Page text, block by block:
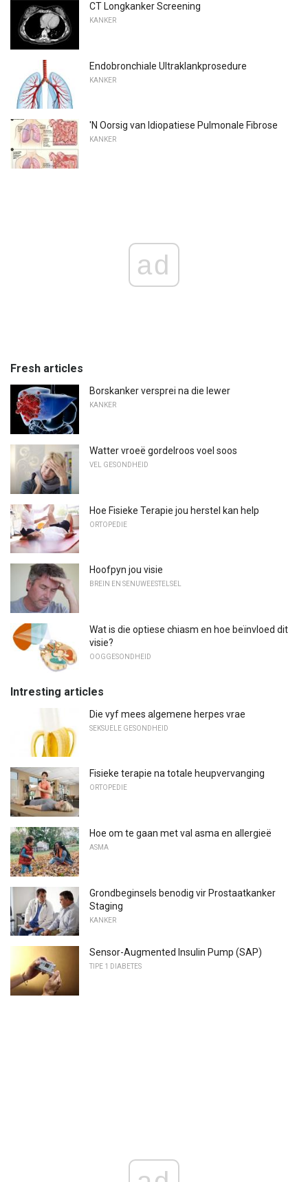
CT Longkanker Screening
KANKER
Endobronchiale Ultraklankprosedure
KANKER
'N Oorsig van Idiopatiese Pulmonale Fibrose
KANKER
ad
Fresh articles
Borskanker versprei na die lewer
KANKER
Watter vroeë gordelroos voel soos
VEL GESONDHEID
Hoe Fisieke Terapie jou herstel kan help
ORTOPEDIE
Hoofpyn jou visie
BREIN EN SENUWEESTELSEL
Wat is die optiese chiasm en hoe beïnvloed dit
visie?
OOGGESONDHEID
Intresting articles
Die vyf mees algemene herpes vrae
SEKSUELE GESONDHEID
Fisieke terapie na totale heupvervanging
ORTOPEDIE
Hoe om te gaan met val asma en allergieë
ASMA
Grondbeginsels benodig vir Prostaatkanker
Staging
KANKER
Sensor-Augmented Insulin Pump (SAP)
TIPE 1 DIABETES